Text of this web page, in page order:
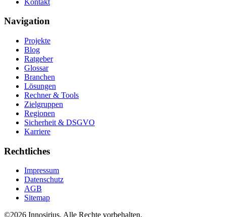
Navigation
Projekte
Blog
Ratgeber
Glossar
Branchen
Lösungen
Rechner & Tools
Zielgruppen
Regionen
Sicherheit & DSGVO
Karriere
Rechtliches
Impressum
Datenschutz
AGB
Sitemap
©2026 Innosirius. Alle Rechte vorbehalten.